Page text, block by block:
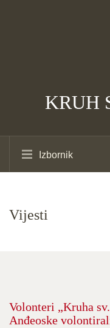
KRUH
Izbornik
Vijesti
Volonteri „Kruha
Anđeoske